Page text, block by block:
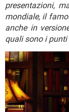
presentazioni,
mondiale, il
anche in
quali sono i